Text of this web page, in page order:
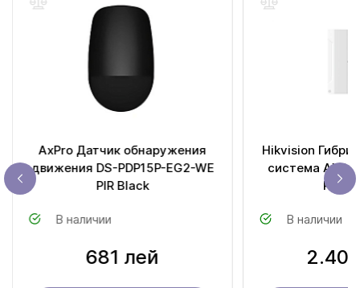
AxPro Датчик обнаружения
движения DS-PDP15P-EG2-WE
PIR Black
В наличии
681 лей
Hikvision
система AX
В наличии